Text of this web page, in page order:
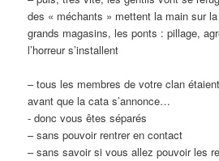
des « méchants » mettent la main sur
grands magasins, les ponts : pillage,
l’horreur s’installent
– tous les membres de votre clan
avant que la cata s’annonce…
​​​​​​​- donc vous êtes séparés
– sans pouvoir rentrer en contact
– sans savoir si vous allez pouvoir les